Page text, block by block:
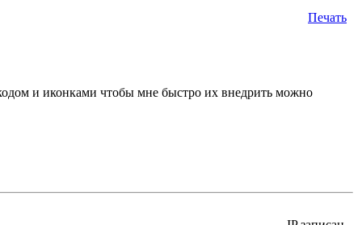
Печать
и иконками чтобы мне быстро их внедрить можно